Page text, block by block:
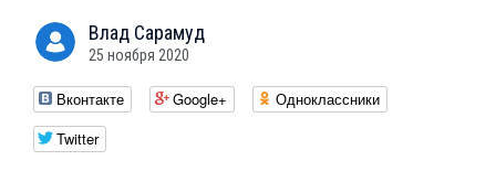
Влад Сарамуд
25 ноября 2020
Вконтакте Google+
Одноклассники
Twitter